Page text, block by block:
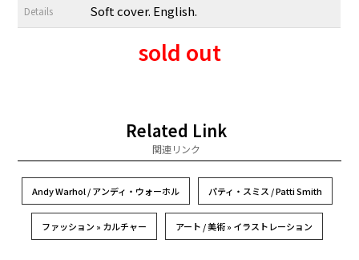
Details Soft cover. English.
sold out
Related Link
関連リンク
Andy Warhol / アンディ・ウォーホル パティ・スミス / Patti Smith
ファッション » カルチャー アート / 美術 » イラストレーション